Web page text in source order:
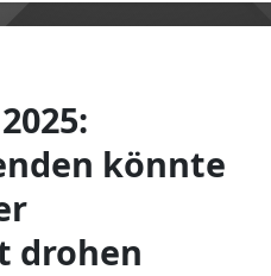
könnte
drohen